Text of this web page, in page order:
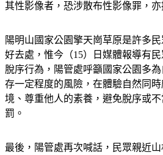
其性影像者，恐涉散布性影像罪，亦
陽明山國家公園擎天崗草原是許多
好去處，惟今（15）日媒體報導有
脫序行為，陽管處呼籲國家公園多
存一定程度的風險，在體驗自然同
境、尊重他人的素養，避免脫序或
罰。
最後，陽管處再次喊話，民眾親近